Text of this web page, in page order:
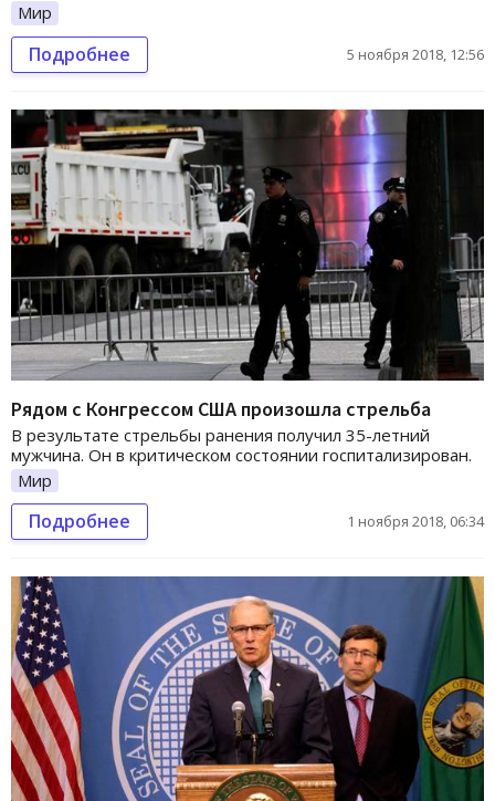
Мир
Подробнее 5 ноября 2018, 12:56
Рядом с Конгрессом США произошла стрельба
В результате стрельбы ранения получил 35-летний
мужчина. Он в критическом состоянии госпитализирован.
Мир
Подробнее 1 ноября 2018, 06:34